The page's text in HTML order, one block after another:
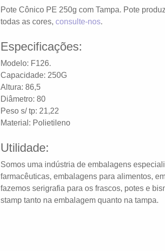
Pote Cônico PE 250g com Tampa. Pote
todas as cores, consulte-nos.
Especificações:
Modelo: F126.
Capacidade: 250G
Altura: 86,5
Diâmetro: 80
Peso s/ tp: 21,22
Material: Polietileno
Utilidade:
Somos uma indústria de embalagens
farmacêuticas, embalagens para alimentos,
fazemos serigrafia para os frascos, potes e
stamp tanto na embalagem quanto na tampa.